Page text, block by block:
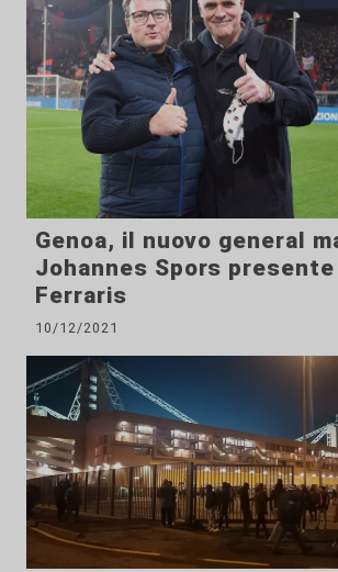
Genoa, il nuovo general
Johannes Spors presente
Ferraris
10/12/2021